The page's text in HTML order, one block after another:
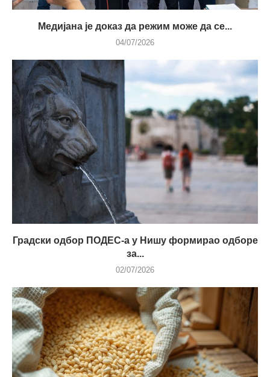
Медијана је доказ да режим може да се...
04/07/2026
Градски одбор ПОДЕС-а у Нишу формирао одборе
за...
02/07/2026